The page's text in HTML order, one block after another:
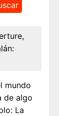
mundo
de algo
La